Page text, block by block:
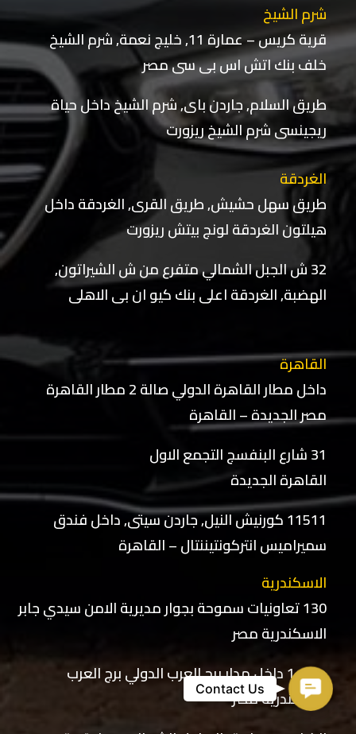
شرم الشيخ
قرية كريس – عمارة 11, خليج نعمة, شرم الشيخ
خلف بنك اتش اس بى سى مصر
طريق السلام, جاردن باى, شرم الشيخ داخل حياة
ريجينسى شرم الشيخ ريزورت
الغردقة
طريق سهل حشيش, طريق القرى, الغردقة داخل
هيلتون الغردقة لونج بيتش ريزورت
32 ش الجبل الشمالي متفرع من ش الشيراتون,
الهضبة, الغردقة اعلى بنك كيو ان بى الاهلى
القاهرة
داخل مطار القاهرة الدولي صالة 2 مطار القاهرة
مصر الجديدة – القاهرة
31 شارع البنفسج التجمع الاول
القاهرة الجديدة
11511 كورنيش النيل, جاردن سيتى, داخل فندق
سميراميس انتركونتيننتال – القاهرة
الاسكندرية
130 تعاونيات سموحة بجوار مديرية الامن سيدي جابر
الاسكندرية مصر
صاله 1 داخل مدار برج العرب الدولي برج العرب
الاسكندرية مصر
Contact
Us
Contact Us